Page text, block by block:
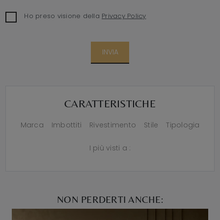
Ho preso visione della Privacy Policy
INVIA
CARATTERISTICHE
Marca Imbottiti Rivestimento Stile Tipologia
I più visti a :
NON PERDERTI ANCHE: